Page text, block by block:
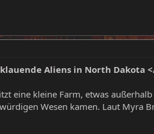
Aliens in North Dakota
eine kleine Farm, etwas
Wesen kamen. Laut Myra